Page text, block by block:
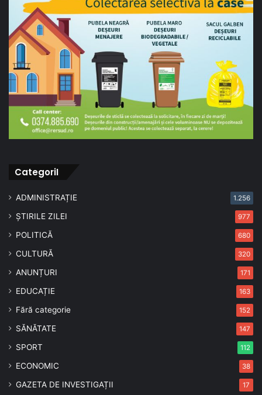
CategoriI
ADMINISTRAȚIE 1.256
ȘTIRILE ZILEI 977
POLITICĂ 680
CULTURĂ 320
ANUNȚURI 171
EDUCAȚIE 163
Fără categorie 152
SĂNĂTATE 147
SPORT 112
ECONOMIC 38
GAZETA DE INVESTIGAȚII 17